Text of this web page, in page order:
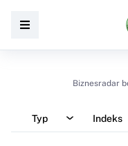
Biznesradar
Typ Indeks